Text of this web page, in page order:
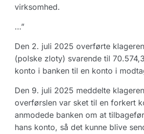
virksomhed.
…”
Den 2. juli 2025 overførte
(polske zloty) svarende til
konto i banken til en konto i
Den 9. juli 2025 meddelte
overførslen var sket til en forkert
anmodede banken om at
hans konto, så det kunne blive